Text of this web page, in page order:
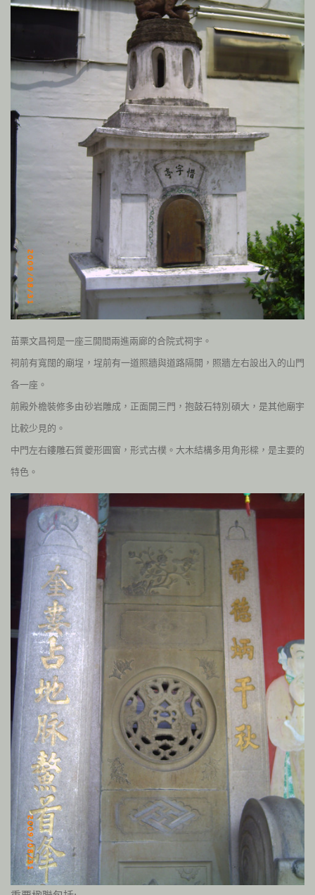
苗栗文昌祠是一座三開間兩進兩廊的合院式祠宇。
祠前有寬闊的廟埕，埕前有一道照牆與道路隔開，照牆左右設出入的山門
各一座。
前殿外檐裝修多由砂岩雕成，正面開三門，抱鼓石特別碩大，是其他廟宇
比較少見的。
中門左右鏤雕石質夔形圓窗，形式古樸。大木結構多用角形樑，是主要的
特色。